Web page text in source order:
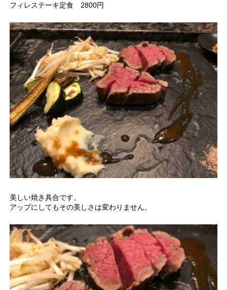
フィレステーキ定食 2800円
美しい焼き具合です。
アップにしてもその美しさは変わりません。